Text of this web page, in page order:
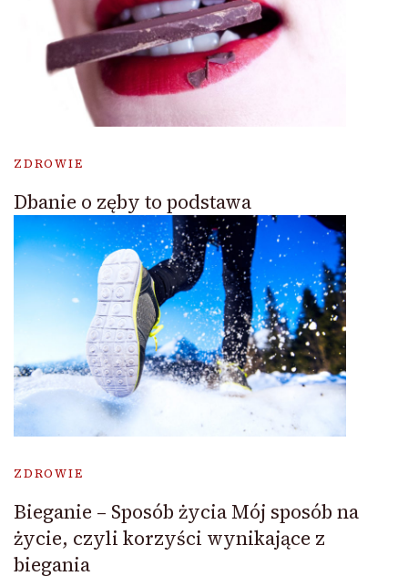
ZDROWIE
Dbanie o zęby to podstawa
ZDROWIE
Bieganie – Sposób życia Mój sposób na
życie, czyli korzyści wynikające z
biegania